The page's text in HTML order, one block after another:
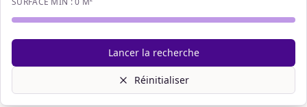
Lancer la recherche
Réinitialiser